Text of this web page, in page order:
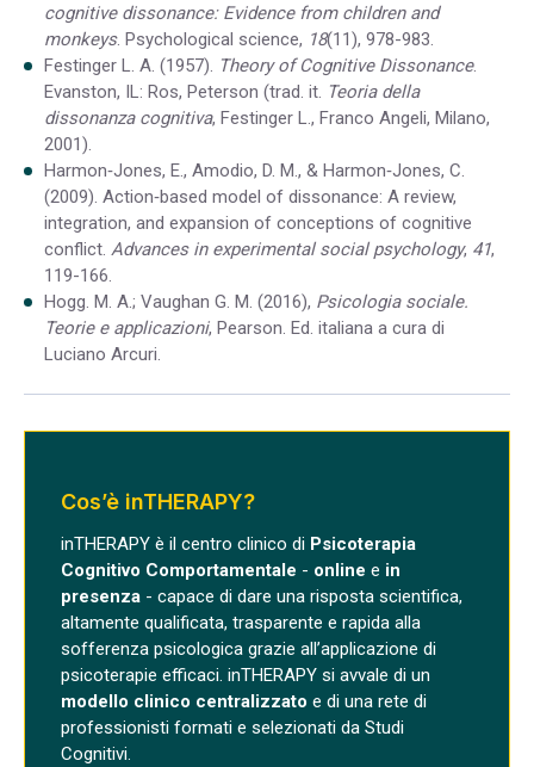
cognitive dissonance: Evidence from children and
monkeys. Psychological science, 18(11), 978-983.
Festinger L. A. (1957). Theory of Cognitive Dissonance.
Evanston, IL: Ros, Peterson (trad. it. Teoria della
dissonanza cognitiva, Festinger L., Franco Angeli, Milano,
2001).
Harmon‐Jones, E., Amodio, D. M., & Harmon‐Jones, C.
(2009). Action‐based model of dissonance: A review,
integration, and expansion of conceptions of cognitive
conflict. Advances in experimental social psychology, 41,
119-166.
Hogg. M. A.; Vaughan G. M. (2016), Psicologia sociale.
Teorie e applicazioni, Pearson. Ed. italiana a cura di
Luciano Arcuri.
Cos’è inTHERAPY?
inTHERAPY è il centro clinico di Psicoterapia
Cognitivo Comportamentale - online e in
presenza - capace di dare una risposta scientifica,
altamente qualificata, trasparente e rapida alla
sofferenza psicologica grazie all’applicazione di
psicoterapie efficaci. inTHERAPY si avvale di un
modello clinico centralizzato e di una rete di
professionisti formati e selezionati da Studi
Cognitivi.